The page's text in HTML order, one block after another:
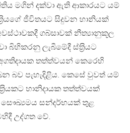
මගින් දක්වා ඇති ආකාරයට යම්
ජීවිතයට සිදුවන හානියක්
ගබ්සාවක් නීත්‍යානුකූල
බිහිකරනු ලැබීමේදී ස්ත‍්‍රියට
තත්ත්වයන් කෙරෙහි
බව පැහැදිළිය. කෙසේ වුවත් යම්
හානිදායක තත්ත්වයක්
සන්දර්භයක් තුළ
උද්ගත වේ.